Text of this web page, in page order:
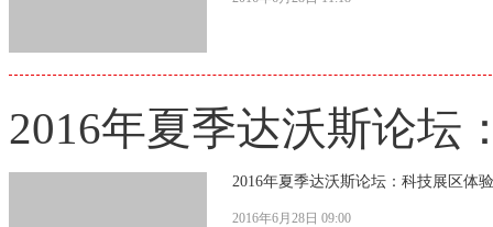
2016年夏季达沃斯论坛
2016年夏季达沃斯论坛：科技展区体
2016年6月28日 09:00